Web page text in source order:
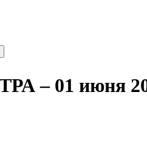
– 01 июня